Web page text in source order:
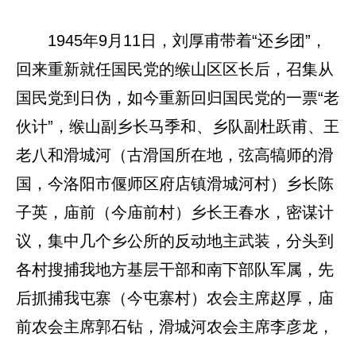
1945年9月11日，刘厚甫带着“还乡团”，
回来重新就任国民党的缑山区区长后，召集从
国民党到日伪，如今重新回归国民党的一票“老
伙计”，缑山副乡长马季和、乡队副杜跃甫、王
老八和滑城河（古滑国所在地，弦高犒师的滑
国，今洛阳市偃师区府店镇滑城河村）乡长陈
子英，庙前（今庙前村）乡长王春水，密谋计
议，集中几个乡公所的反动地主武装，分头到
各村搜捕我地方基层干部和南下部队军属，先
后抓捕我屯寨（今屯寨村）农会主席赵厚，庙
前农会主席郭石钻，滑城河农会主席李彦龙，